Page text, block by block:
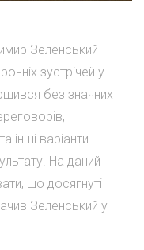
Зеленський
зустрічей у
без значних
інші варіанти.
На даний
що досягнуті
Зеленський у